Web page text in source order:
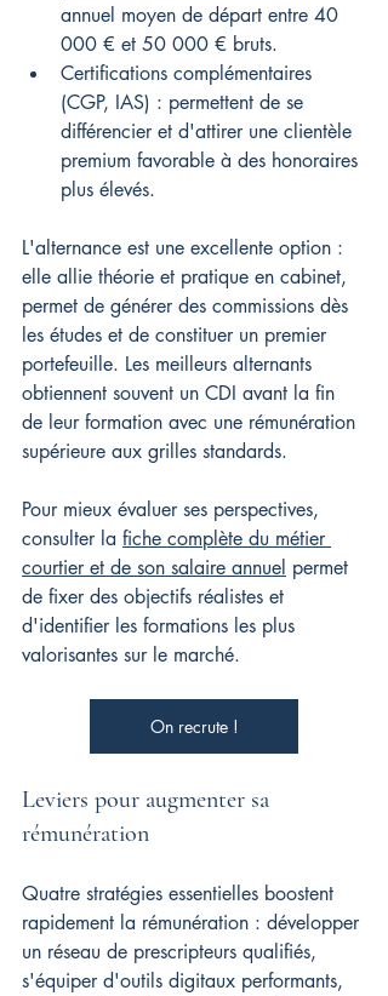
annuel moyen de départ entre 40
000 € et 50 000 € bruts.
Certifications complémentaires
(CGP, IAS) : permettent de se
différencier et d'attirer une clientèle
premium favorable à des honoraires
plus élevés.
L'alternance est une excellente option :
elle allie théorie et pratique en cabinet,
permet de générer des commissions dès
les études et de constituer un premier
portefeuille. Les meilleurs alternants
obtiennent souvent un CDI avant la fin
de leur formation avec une rémunération
supérieure aux grilles standards.
Pour mieux évaluer ses perspectives,
consulter la fiche complète du métier
courtier et de son salaire annuel permet
de fixer des objectifs réalistes et
d'identifier les formations les plus
valorisantes sur le marché.
On recrute !
Leviers pour augmenter sa
rémunération
Quatre stratégies essentielles boostent
rapidement la rémunération : développer
un réseau de prescripteurs qualifiés,
s'équiper d'outils digitaux performants,